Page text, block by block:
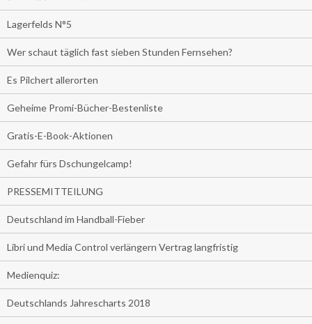
Lagerfelds N°5
Wer schaut täglich fast sieben Stunden Fernsehen?
Es Pilchert allerorten
Geheime Promi-Bücher-Bestenliste
Gratis-E-Book-Aktionen
Gefahr fürs Dschungelcamp!
PRESSEMITTEILUNG
Deutschland im Handball-Fieber
Libri und Media Control verlängern Vertrag langfristig
Medienquiz:
Deutschlands Jahrescharts 2018